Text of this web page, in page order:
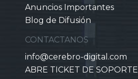
Anuncios Importantes
Blog de Difusión
CONTACTANOS
info@cerebro-digital.com
ABRE TICKET DE SOPORTE